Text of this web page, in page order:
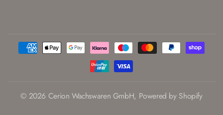
© 2026 Cerion Wachswaren GmbH, Powered by Shopify